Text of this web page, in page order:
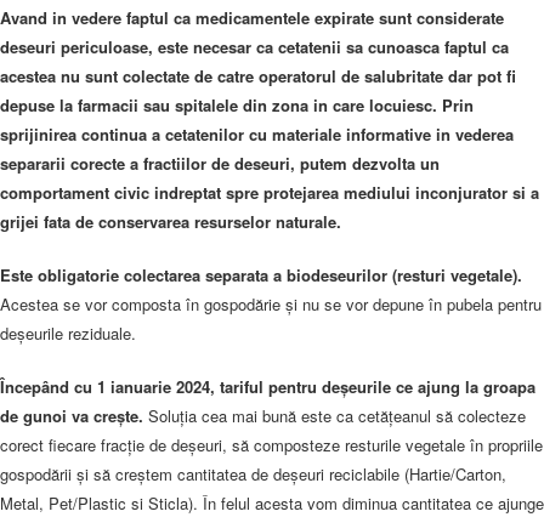
Avand in vedere faptul ca medicamentele expirate sunt considerate
deseuri periculoase, este necesar ca cetatenii sa cunoasca faptul ca
acestea nu sunt colectate de catre operatorul de salubritate dar pot fi
depuse la farmacii sau spitalele din zona in care locuiesc. Prin
sprijinirea continua a cetatenilor cu materiale informative in vederea
separarii corecte a fractiilor de deseuri, putem dezvolta un
comportament civic indreptat spre protejarea mediului inconjurator si a
grijei fata de conservarea resurselor naturale.
Este obligatorie colectarea separata a biodeseurilor (resturi vegetale).
Acestea se vor composta în gospodărie și nu se vor depune în pubela pentru
deșeurile reziduale.
Începând cu 1 ianuarie 2024, tariful pentru deșeurile ce ajung la groapa
de gunoi va crește. Soluția cea mai bună este ca cetățeanul să colecteze
corect fiecare fracție de deșeuri, să composteze resturile vegetale în propriile
gospodării și să creștem cantitatea de deșeuri reciclabile (Hartie/Carton,
Metal, Pet/Plastic si Sticla). În felul acesta vom diminua cantitatea ce ajunge